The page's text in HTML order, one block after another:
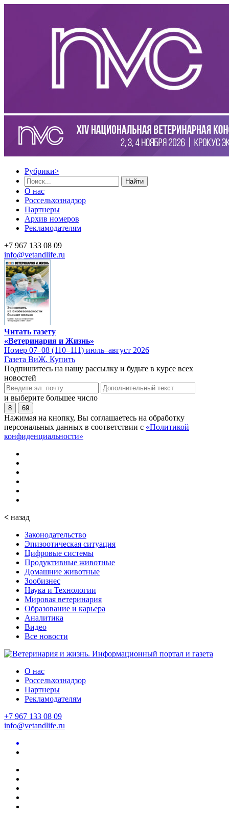
Рубрики>
Найти
О нас
Россельхознадзор
Партнеры
Архив номеров
Рекламодателям
+7 967 133 08 09
info@vetandlife.ru
Читать газету
«Ветеринария и Жизнь»
Номер 07–08 (110–111) июль–август 2026
Газета ВиЖ. Купить
Подпишитесь на нашу рассылку и будьте в курсе всех
новостей
и выберите большее число
8 69
Нажимая на кнопку, Вы соглашаетесь на обработку
персональных данных в соответствии с «Политикой
конфиденциальности»
< назад
Законодательство
Эпизоотическая ситуация
Цифровые системы
Продуктивные животные
Домашние животные
Зообизнес
Наука и Технологии
Мировая ветеринария
Образование и карьера
Аналитика
Видео
Все новости
О нас
Россельхознадзор
Партнеры
Рекламодателям
+7 967 133 08 09
info@vetandlife.ru